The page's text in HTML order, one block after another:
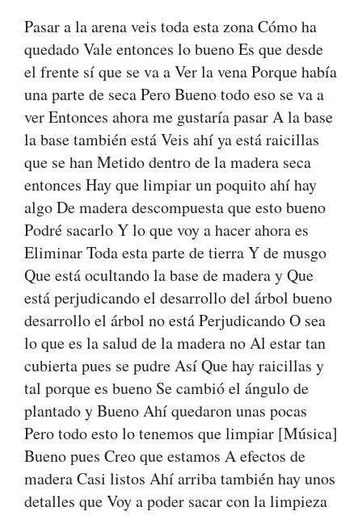
Pasar a la arena veis toda esta zona Cómo ha
quedado Vale entonces lo bueno Es que desde
el frente sí que se va a Ver la vena Porque había
una parte de seca Pero Bueno todo eso se va a
ver Entonces ahora me gustaría pasar A la base
la base también está Veis ahí ya está raicillas
que se han Metido dentro de la madera seca
entonces Hay que limpiar un poquito ahí hay
algo De madera descompuesta que esto bueno
Podré sacarlo Y lo que voy a hacer ahora es
Eliminar Toda esta parte de tierra Y de musgo
Que está ocultando la base de madera y Que
está perjudicando el desarrollo del árbol bueno
desarrollo el árbol no está Perjudicando O sea
lo que es la salud de la madera no Al estar tan
cubierta pues se pudre Así Que hay raicillas y
tal porque es bueno Se cambió el ángulo de
plantado y Bueno Ahí quedaron unas pocas
Pero todo esto lo tenemos que limpiar [Música]
Bueno pues Creo que estamos A efectos de
madera Casi listos Ahí arriba también hay unos
detalles que Voy a poder sacar con la limpieza